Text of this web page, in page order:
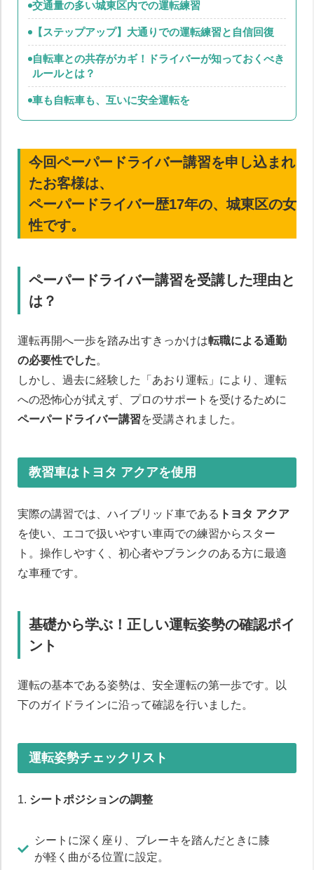
交通量の多い城東区内での運転練習
【ステップアップ】大通りでの運転練習と自信回復
自転車との共存がカギ！ドライバーが知っておくべき
ルールとは？
車も自転車も、互いに安全運転を
今回ペーパードライバー講習を申し込まれ
たお客様は、
ペーパードライバー歴17年の、城東区の女
性です。
ペーパードライバー講習を受講した理由と
は？
運転再開へ一歩を踏み出すきっかけは転職による通勤
の必要性でした。
しかし、過去に経験した「あおり運転」により、運転
への恐怖心が拭えず、プロのサポートを受けるために
ペーパードライバー講習を受講されました。
教習車はトヨタ アクアを使用
実際の講習では、ハイブリッド車である トヨタ アクア
を使い、エコで扱いやすい車両での練習からスター
ト。操作しやすく、初心者やブランクのある方に最適
な車種です。
基礎から学ぶ！正しい運転姿勢の確認ポイ
ント
運転の基本である姿勢は、安全運転の第一歩です。以
下のガイドラインに沿って確認を行いました。
運転姿勢チェックリスト
1. シートポジションの調整
シートに深く座り、ブレーキを踏んだときに膝
が軽く曲がる位置に設定。